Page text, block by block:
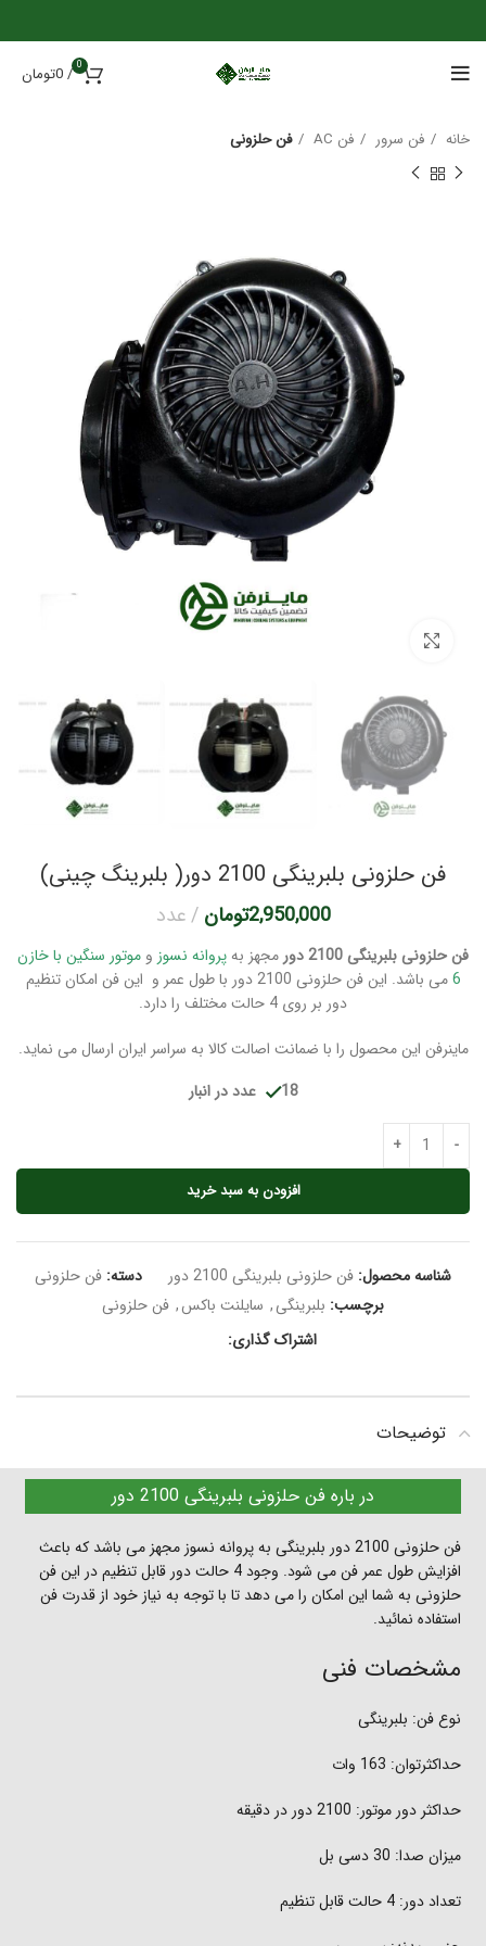
0
/
0تومان
خانه فن سرور فن AC فن حلزونی
فن حلزونی بلبرینگی 2100 دور( بلبرینگ چینی)
2,950,000تومان عدد
فن حلزونی بلبرینگی 2100 دور مجهز بهپروانه نسوز و موتور سنگین با خازن
6
می باشد. این فن حلزونی 2100 دور با طول عمر و این فن امکان تنظیم
دور بر روی 4 حالت مختلف را دارد.
ماینرفن این محصول را با ضمانت اصالت کالا به سراسر ایران ارسال می نماید.
18 عدد در انبار
افزودن به سبد خرید
شناسه محصول: فن حلزونی بلبرینگی 2100 دور دسته: فن حلزونی
برچسب: بلبرینگی, سایلنت باکس, فن حلزونی
اشتراک گذاری:
توضیحات
در باره فن حلزونی بلبرینگی 2100 دور
فن حلزونی 2100 دور بلبرینگی به پروانه نسوز مجهز می باشد که باعث
افزایش طول عمر فن می شود. وجود 4 حالت دور قابل تنظیم در این فن
حلزونی به شما این امکان را می دهد تا با توجه به نیاز خود از قدرت فن
استفاده نمائید.
مشخصات فنی
نوع فن: بلبرینگی
حداکثرتوان: 163 وات
حداکثر دور موتور: 2100 دور در دقیقه
میزان صدا: 30 دسی بل
تعداد دور: 4 حالت قابل تنظیم